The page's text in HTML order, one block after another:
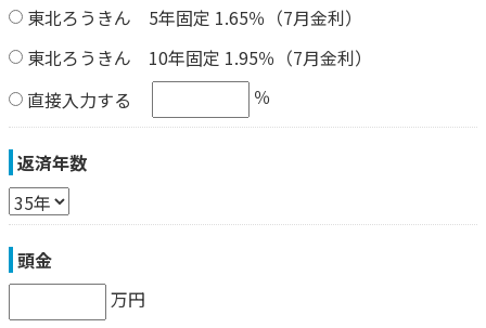
東北ろうきん 5年固定 1.65％（7月金利）
東北ろうきん 10年固定 1.95％（7月金利）
直接入力する
％
返済年数
頭金
万円